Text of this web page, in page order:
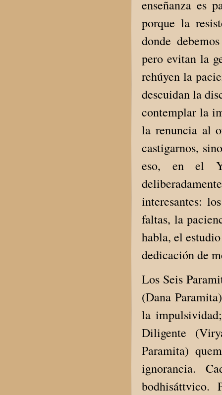
enseñanza es
porque la
donde
pero evitan la
rehúyen la
descuidan la
contemplar la
la renuncia al
castigarnos,
eso, en el
interesantes:
faltas, la
habla, el
dedicación de
Los Seis
(Dana
la
Diligente
Paramita)
ignorancia.